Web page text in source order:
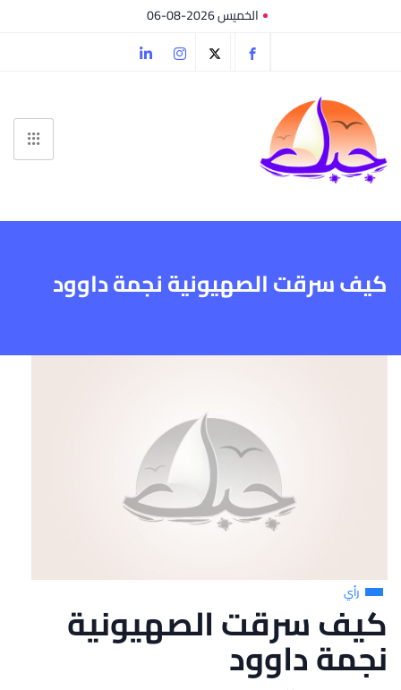
الخميس 2026-08-06
كيف سرقت الصهيونية نجمة داوود
رأي
كيف سرقت الصهيونية
نجمة داوود